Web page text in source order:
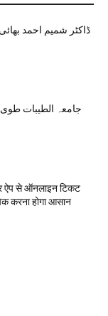
ڈاکٹر شمیم احمد
جامعہ الطيبات
से ऑनलाइन टिकट
करना होगा आसान